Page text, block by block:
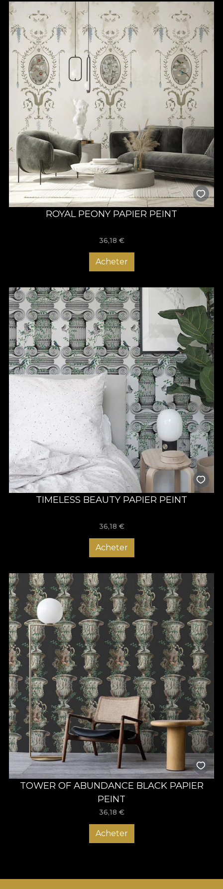
ROYAL PEONY PAPIER PEINT
36,18 €
Acheter
TIMELESS BEAUTY PAPIER PEINT
36,18 €
Acheter
TOWER OF ABUNDANCE BLACK PAPIER
PEINT
36,18 €
Acheter